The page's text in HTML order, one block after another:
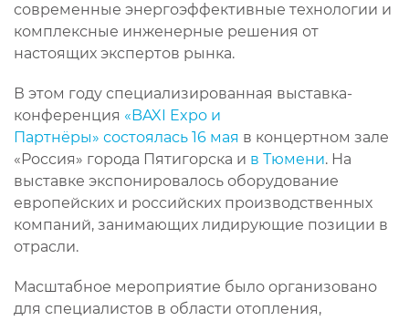
современные энергоэффективные технологии и
комплексные инженерные решения от
настоящих экспертов рынка.
В этом году специализированная выставка-
конференция «BAXI Expo и
Партнёры» состоялась 16 мая в концертном зале
«Россия» города Пятигорска и в Тюмени. На
выставке экспонировалось оборудование
европейских и российских производственных
компаний, занимающих лидирующие позиции в
отрасли.
Масштабное мероприятие было организовано
для специалистов в области отопления,